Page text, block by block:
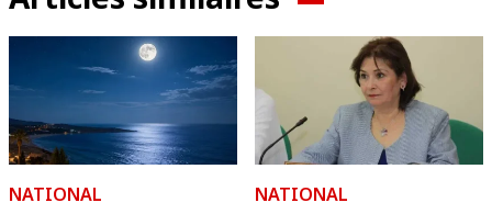
NATIONAL
NATIONAL